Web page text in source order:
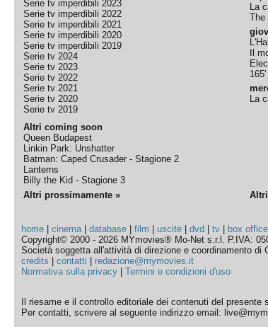
Serie tv imperdibili 2023
Serie tv imperdibili 2022
Serie tv imperdibili 2021
Serie tv imperdibili 2020
Serie tv imperdibili 2019
Serie tv 2024
Serie tv 2023
Serie tv 2022
Serie tv 2021
Serie tv 2020
Serie tv 2019
Altri coming soon
Queen Budapest
Linkin Park: Unshatter
Batman: Caped Crusader - Stagione 2
Lanterns
Billy the Kid - Stagione 3
La
The
Il
La
Altri prossimamente »
home |cinema|database |film |uscite |dvd |tv box office
Copyright© 2000 - 2026 MYmovies® Mo-Net s.r.l. P.IVA:
Società soggetta all'attività di direzione e coordinamento
credits |contatti
redazione@mymovies.it
Normativa sulla privacy |Termini e condizioni d'uso
Il riesame e il controllo editoriale dei contenuti del
Per contatti, scrivere al seguente indirizzo email: